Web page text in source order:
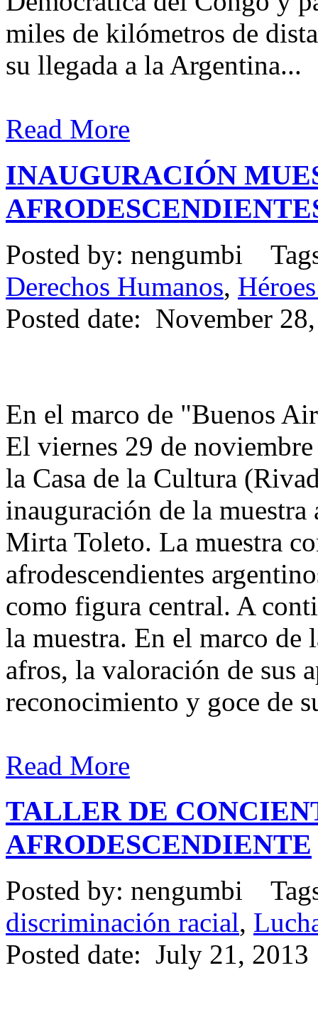
miles de kilómetros de
su llegada a la Argentina...
Read More
INAUGURACIÓN
Posted by: nengumbi
Derechos Humanos,
Posted date: November
En el marco de "Buenos
El viernes 29 de
la Casa de la Cultura
inauguración de la
Mirta Toleto. La muestra
afrodescendientes
como figura central. A
la muestra. En el marco
afros, la valoración de sus
reconocimiento y goce de
Read More
TALLER DE
AFRODESCENDIENTE
Posted by: nengumbi
discriminación racial,
Posted date: July 21,